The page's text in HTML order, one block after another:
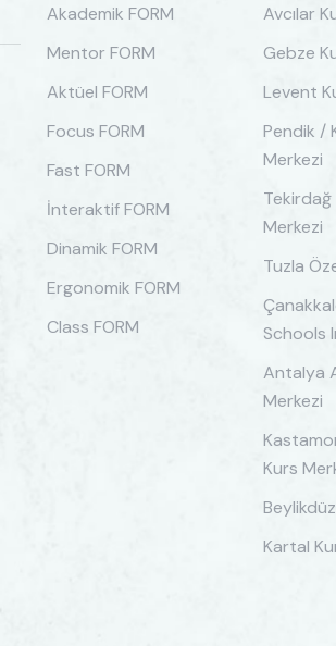
Akademik FORM
Mentor FORM
Aktüel FORM
Focus FORM
Fast FORM
İnteraktif FORM
Dinamik FORM
Ergonomik FORM
Class FORM
Avcılar
Gebze
Levent
Pendik /
Merkezi
Tekirdağ
Merkezi
Tuzla
Schools
Antalya
Merkezi
Kurs
Kartal